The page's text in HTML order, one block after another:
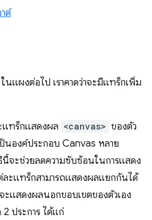
ต์
นแผงต่อไป เราคาดว่าจะมีแทร็กเพิ่ม
แทร็กแสดงผล <canvas> ของตัว
นองค์ประกอบ Canvas หลาย
จะช่วยลดความซับซ้อนในการแสดง
ะแทร็กสามารถแสดงผลแยกกันได้
แสดงผลนอกขอบเขตของตัวเอง
ประการ ได้แก่